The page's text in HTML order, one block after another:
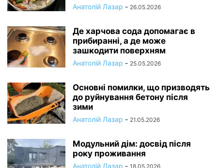
Анатолій Лазар - 26.05.2026
Де харчова сода допомагає в
прибиранні, а де може
зашкодити поверхням
Анатолій Лазар - 25.05.2026
Основні помилки, що призводять
до руйнування бетону після
зими
Анатолій Лазар - 21.05.2026
Модульний дім: досвід після
року проживання
Анатолій Лазар - 18.05.2026